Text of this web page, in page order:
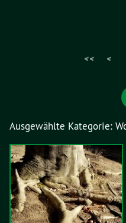
<< <
Ausgewählte Kategorie: